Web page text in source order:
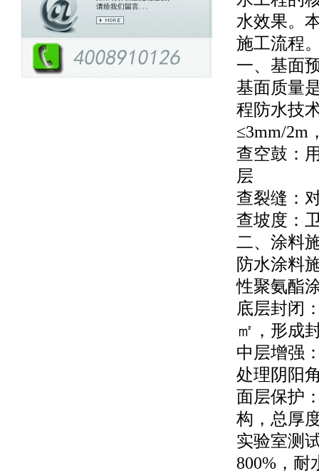
水效果。
施工流程
一、基面
基面质量
程防水技
≤3mm/2m
查空鼓：
层
查裂缝：
查坡度：
二、涂料
防水涂料
性聚氨酯
底层封闭
㎡，形成
中层增强
处理阴阳
面层保护
构，总厚
实验室测
800%，耐